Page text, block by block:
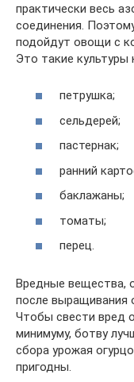
практически весь
соединения.
подойдут овощи с
Это такие культуры
петрушка;
сельдерей;
пастернак;
ранний
баклажаны;
томаты;
перец.
Вредные вещества,
после выращивания
Чтобы свести вред
минимуму, ботву
сбора урожая
пригодны.